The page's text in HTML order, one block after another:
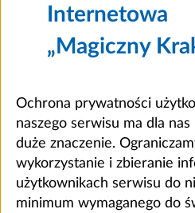
Internetowa
„Magiczny
Ochrona prywatności
naszego serwisu ma dla nas
duże znaczenie.
wykorzystanie i zbieranie
użytkownikach serwisu do
minimum wymaganego do